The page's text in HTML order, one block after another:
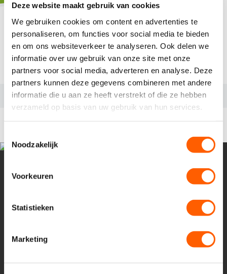
Deze website maakt gebruik van cookies
We gebruiken cookies om content en advertenties te
personaliseren, om functies voor social media te bieden
en om ons websiteverkeer te analyseren. Ook delen we
informatie over uw gebruik van onze site met onze
partners voor social media, adverteren en analyse. Deze
partners kunnen deze gegevens combineren met andere
informatie die u aan ze heeft verstrekt of die ze hebben
verzameld op basis van uw gebruik van hun services.
o
Noodzakelijk
Voorkeuren
Statistieken
Marketing
Kom op gesprek
Wij nodigen je zo snel mogelijk uit voor een
gesprek
RELEVANTE VACATURES